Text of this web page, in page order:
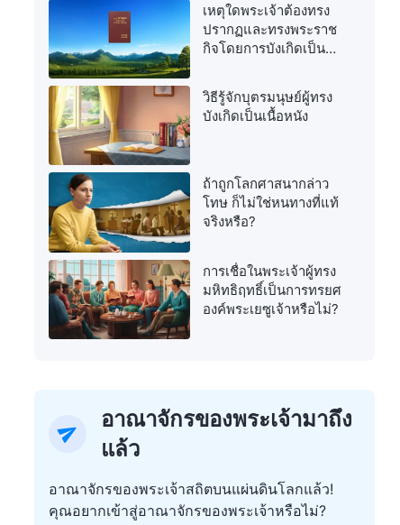
เหตุใดพระเจ้าต้องทรง
ปรากฏและทรงพระราช
กิจโดยการบังเกิดเป็น
วิธีรู้จักบุตรมนุษย์ผู้ทรง
บังเกิดเป็นเนื้อหนัง
ถ้าถูกโลกศาสนากล่าว
โทษ ก็ไม่ใช่หนทางที่แท้
จริงหรือ?
การเชื่อในพระเจ้าผู้ทรง
มหิทธิฤทธิ์เป็นการทรยศ
องค์พระเยซูเจ้าหรือไม่?
อาณาจักรของพระเจ้ามาถึง
แล้ว
อาณาจักรของพระเจ้าสถิตบนแผ่นดินโลกแล้ว!
คุณอยากเข้าสู่อาณาจักรของพระเจ้าหรือไม่?